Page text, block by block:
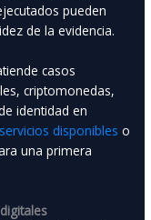
pueden
de la evidencia.
casos
criptomonedas,
identidad en
servicios disponibles o
una primera